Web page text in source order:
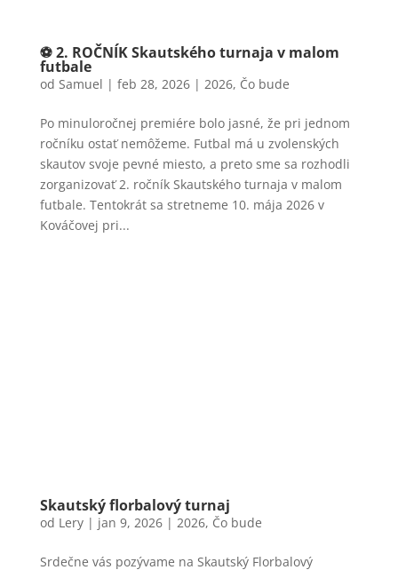
⚽ 2. ROČNÍK Skautského turnaja v malom
futbale
od Samuel | feb 28, 2026| 2026, Čo bude
Po minuloročnej premiére bolo jasné, že pri jednom
ročníku ostať nemôžeme. Futbal má u zvolenských
skautov svoje pevné miesto, a preto sme sa rozhodli
zorganizovať 2. ročník Skautského turnaja v malom
futbale. Tentokrát sa stretneme 10. mája 2026 v
Kováčovej pri...
Skautský florbalový turnaj
od Lery| jan 9, 2026| 2026, Čo bude
Srdečne vás pozývame na Skautský Florbalový